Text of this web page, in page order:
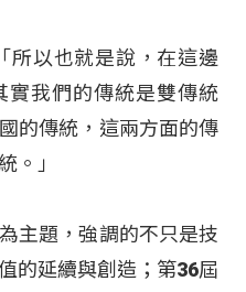
所以也就是說，在這邊
實我們的傳統是雙傳統
的傳統，這兩方面的傳
。」
主題，強調的不只是技
的延續與創造；第36屆